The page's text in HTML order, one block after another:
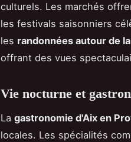
culturels. Les marchés
les festivals saisonniers
les randonnées autour de
offrant des vues
Vie nocturne et
La gastronomie d'Aix en
locales. Les spécialités